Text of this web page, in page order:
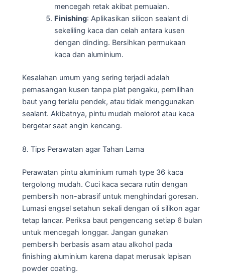
mencegah retak akibat pemuaian.
Finishing: Aplikasikan silicon sealant di
sekeliling kaca dan celah antara kusen
dengan dinding. Bersihkan permukaan
kaca dan aluminium.
Kesalahan umum yang sering terjadi adalah
pemasangan kusen tanpa plat pengaku, pemilihan
baut yang terlalu pendek, atau tidak menggunakan
sealant. Akibatnya, pintu mudah melorot atau kaca
bergetar saat angin kencang.
8. Tips Perawatan agar Tahan Lama
Perawatan pintu aluminium rumah type 36 kaca
tergolong mudah. Cuci kaca secara rutin dengan
pembersih non-abrasif untuk menghindari goresan.
Lumasi engsel setahun sekali dengan oli silikon agar
tetap lancar. Periksa baut pengencang setiap 6 bulan
untuk mencegah longgar. Jangan gunakan
pembersih berbasis asam atau alkohol pada
finishing aluminium karena dapat merusak lapisan
powder coating.